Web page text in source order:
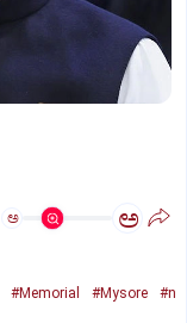
ಅ ಅ
#Memorial #Mysore
#n